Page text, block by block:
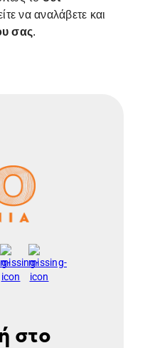
να αναλάβετε και
σας.
στο